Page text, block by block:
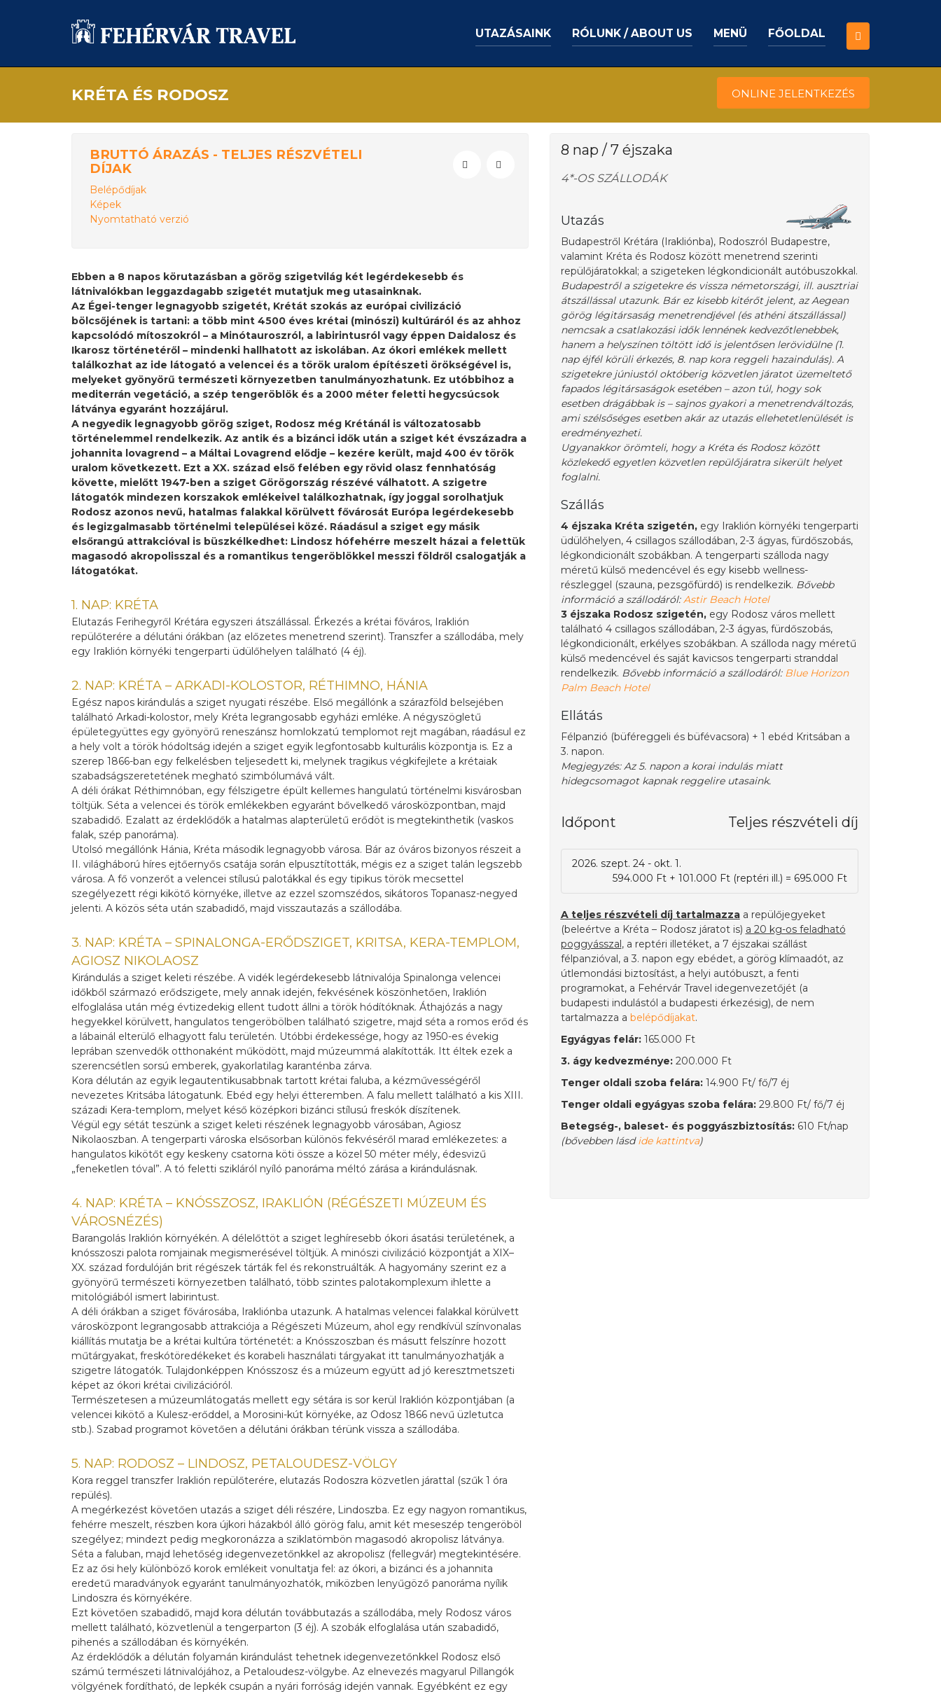
UTAZÁSAINK RÓLUNK / ABOUT US MENÜ FŐOLDAL
KRÉTA ÉS RODOSZ ONLINE JELENTKEZÉS
8 nap / 7 éjszaka
4*-OS SZÁLLODÁK
Utazás
Budapestről Krétára (Irakliónba), Rodoszról Budapestre,
valamint Kréta és Rodosz között menetrend szerinti
repülőjáratokkal; a szigeteken légkondicionált autóbuszokkal.
Budapestről a szigetekre és vissza németországi, ill. ausztriai
átszállással utazunk. Bár ez kisebb kitérőt jelent, az Aegean
görög légitársaság menetrendjével (és athéni átszállással)
nemcsak a csatlakozási idők lennének kedvezőtlenebbek,
hanem a helyszínen töltött idő is jelentősen lerövidülne (1.
nap éjfél körüli érkezés, 8. nap kora reggeli hazaindulás). A
szigetekre júniustól októberig közvetlen járatot üzemeltető
fapados légitársaságok esetében – azon túl, hogy sok
esetben drágábbak is – sajnos gyakori a menetrendváltozás,
ami szélsőséges esetben akár az utazás ellehetetlenülését is
eredményezheti.
Ugyanakkor örömteli, hogy a Kréta és Rodosz között
közlekedő egyetlen közvetlen repülőjáratra sikerült helyet
foglalni.
Szállás
4 éjszaka Kréta szigetén,egy Iraklión környéki tengerparti
üdülőhelyen, 4 csillagos szállodában, 2-3 ágyas, fürdőszobás,
légkondicionált szobákban. A tengerparti szálloda nagy
méretű külső medencével és egy kisebb wellness-
részleggel (szauna, pezsgőfürdő) is rendelkezik. Bővebb
információ a szállodáról:Astir Beach Hotel
3 éjszaka Rodosz szigetén,egy Rodosz város mellett
található 4 csillagos szállodában, 2-3 ágyas, fürdőszobás,
légkondicionált, erkélyes szobákban. A szálloda nagy méretű
külső medencével és saját kavicsos tengerparti stranddal
rendelkezik. Bővebb információ a szállodáról: Blue Horizon
Palm Beach Hotel
Ellátás
Félpanzió (büféreggeli és büfévacsora) + 1 ebéd Kritsában a
3. napon.
Megjegyzés: Az 5. napon a korai indulás miatt
hidegcsomagot kapnak reggelire utasaink.
Időpont Teljes részvételi díj
2026. szept. 24 - okt. 1.
594.000 Ft + 101.000 Ft (reptéri ill.) = 695.000 Ft
A teljes részvételi díj tartalmazzaa repülőjegyeket
(beleértve a Kréta – Rodosz járatot is) a 20 kg-os feladható
poggyásszal, a reptéri illetéket, a 7 éjszakai szállást
félpanzióval, a 3. napon egy ebédet, a görög klímaadót, az
útlemondási biztosítást, a helyi autóbuszt, a fenti
programokat, a Fehérvár Travel idegenvezetőjét (a
budapesti indulástól a budapesti érkezésig), de nem
tartalmazza a belépődíjakat.
Egyágyas felár:165.000 Ft
3. ágy kedvezménye:200.000 Ft
Tenger oldali szoba felára:14.900 Ft/ fő/7 éj
Tenger oldali egyágyas szoba felára:29.800 Ft/ fő/7 éj
Betegség-, baleset- és poggyászbiztosítás:610 Ft/nap
(bővebben lásdide kattintva)
BRUTTÓ ÁRAZÁS - TELJES RÉSZVÉTELI
DÍJAK
Belépődíjak
Képek
Nyomtatható verzió
Ebben a 8 napos körutazásban a görög szigetvilág két legérdekesebb és
látnivalókban leggazdagabb szigetét mutatjuk meg utasainknak.
Az Égei-tenger legnagyobb szigetét, Krétát szokás az európai civilizáció
bölcsőjének is tartani: a több mint 4500 éves krétai (minószi) kultúráról és az ahhoz
kapcsolódó mítoszokról – a Minótauroszról, a labirintusról vagy éppen Daidalosz és
Ikarosz történetéről – mindenki hallhatott az iskolában. Az ókori emlékek mellett
találkozhat az ide látogató a velencei és a török uralom építészeti örökségével is,
melyeket gyönyörű természeti környezetben tanulmányozhatunk. Ez utóbbihoz a
mediterrán vegetáció, a szép tengeröblök és a 2000 méter feletti hegycsúcsok
látványa egyaránt hozzájárul.
A negyedik legnagyobb görög sziget, Rodosz még Krétánál is változatosabb
történelemmel rendelkezik. Az antik és a bizánci idők után a sziget két évszázadra a
johannita lovagrend – a Máltai Lovagrend elődje – kezére került, majd 400 év török
uralom következett. Ezt a XX. század első felében egy rövid olasz fennhatóság
követte, mielőtt 1947-ben a sziget Görögország részévé válhatott. A szigetre
látogatók mindezen korszakok emlékeivel találkozhatnak, így joggal sorolhatjuk
Rodosz azonos nevű, hatalmas falakkal körülvett fővárosát Európa legérdekesebb
és legizgalmasabb történelmi települései közé. Ráadásul a sziget egy másik
elsőrangú attrakcióval is büszkélkedhet: Lindosz hófehérre meszelt házai a felettük
magasodó akropolisszal és a romantikus tengeröblökkel messzi földről csalogatják a
látogatókat.
1. NAP: KRÉTA
Elutazás Ferihegyről Krétára egyszeri átszállással. Érkezés a krétai főváros, Iraklión
repülőterére a délutáni órákban (az előzetes menetrend szerint). Transzfer a szállodába, mely
egy Iraklión környéki tengerparti üdülőhelyen található (4 éj).
2. NAP: KRÉTA – ARKADI-KOLOSTOR, RÉTHIMNO, HÁNIA
Egész napos kirándulás a sziget nyugati részébe. Első megállónk a szárazföld belsejében
található Arkadi-kolostor, mely Kréta legrangosabb egyházi emléke. A négyszögletű
épületegyüttes egy gyönyörű reneszánsz homlokzatú templomot rejt magában, ráadásul ez
a hely volt a török hódoltság idején a sziget egyik legfontosabb kulturális központja is. Ez a
szerep 1866-ban egy felkelésben teljesedett ki, melynek tragikus végkifejlete a krétaiak
szabadságszeretetének megható szimbólumává vált.
A déli órákat Réthimnóban, egy félszigetre épült kellemes hangulatú történelmi kisvárosban
töltjük. Séta a velencei és török emlékekben egyaránt bővelkedő városközpontban, majd
szabadidő. Ezalatt az érdeklődők a hatalmas alapterületű erődöt is megtekinthetik (vaskos
falak, szép panoráma).
Utolsó megállónk Hánia, Kréta második legnagyobb városa. Bár az óváros bizonyos részeit a
II. világháború híres ejtőernyős csatája során elpusztították, mégis ez a sziget talán legszebb
városa. A fő vonzerőt a velencei stílusú palotákkal és egy tipikus török mecsettel
szegélyezett régi kikötő környéke, illetve az ezzel szomszédos, sikátoros Topanasz-negyed
jelenti. A közös séta után szabadidő, majd visszautazás a szállodába.
3. NAP: KRÉTA – SPINALONGA-ERŐDSZIGET, KRITSA, KERA-TEMPLOM,
AGIOSZ NIKOLAOSZ
Kirándulás a sziget keleti részébe. A vidék legérdekesebb látnivalója Spinalonga velencei
időkből származó erődszigete, mely annak idején, fekvésének köszönhetően, Iraklión
elfoglalása után még évtizedekig ellent tudott állni a török hódítóknak. Áthajózás a nagy
hegyekkel körülvett, hangulatos tengeröbölben található szigetre, majd séta a romos erőd és
a lábainál elterülő elhagyott falu területén. Utóbbi érdekessége, hogy az 1950-es évekig
leprában szenvedők otthonaként működött, majd múzeummá alakították. Itt éltek ezek a
szerencsétlen sorsú emberek, gyakorlatilag karanténba zárva.
Kora délután az egyik legautentikusabbnak tartott krétai faluba, a kézművességéről
nevezetes Kritsába látogatunk. Ebéd egy helyi étteremben. A falu mellett található a kis XIII.
századi Kera-templom, melyet késő középkori bizánci stílusú freskók díszítenek.
Végül egy sétát teszünk a sziget keleti részének legnagyobb városában, Agiosz
Nikolaoszban. A tengerparti városka elsősorban különös fekvéséről marad emlékezetes: a
hangulatos kikötőt egy keskeny csatorna köti össze a közel 50 méter mély, édesvizű
„feneketlen tóval”. A tó feletti szikláról nyíló panoráma méltó zárása a kirándulásnak.
4. NAP: KRÉTA – KNÓSSZOSZ, IRAKLIÓN (RÉGÉSZETI MÚZEUM ÉS
VÁROSNÉZÉS)
Barangolás Iraklión környékén. A délelőttöt a sziget leghíresebb ókori ásatási területének, a
knósszoszi palota romjainak megismerésével töltjük. A minószi civilizáció központját a XIX–
XX. század fordulóján brit régészek tárták fel és rekonstruálták. A hagyomány szerint ez a
gyönyörű természeti környezetben található, több szintes palotakomplexum ihlette a
mitológiából ismert labirintust.
A déli órákban a sziget fővárosába, Irakliónba utazunk. A hatalmas velencei falakkal körülvett
városközpont legrangosabb attrakciója a Régészeti Múzeum, ahol egy rendkívül színvonalas
kiállítás mutatja be a krétai kultúra történetét: a Knósszoszban és másutt felszínre hozott
műtárgyakat, freskótöredékeket és korabeli használati tárgyakat itt tanulmányozhatják a
szigetre látogatók. Tulajdonképpen Knósszosz és a múzeum együtt ad jó keresztmetszeti
képet az ókori krétai civilizációról.
Természetesen a múzeumlátogatás mellett egy sétára is sor kerül Iraklión központjában (a
velencei kikötő a Kulesz-erőddel, a Morosini-kút környéke, az Odosz 1866 nevű üzletutca
stb.). Szabad programot követően a délutáni órákban térünk vissza a szállodába.
5. NAP: RODOSZ – LINDOSZ, PETALOUDESZ-VÖLGY
Kora reggel transzfer Iraklión repülőterére, elutazás Rodoszra közvetlen járattal (szűk 1 óra
repülés).
A megérkezést követően utazás a sziget déli részére, Lindoszba. Ez egy nagyon romantikus,
fehérre meszelt, részben kora újkori házakból álló görög falu, amit két meseszép tengeröböl
szegélyez; mindezt pedig megkoronázza a sziklatömbön magasodó akropolisz látványa.
Séta a faluban, majd lehetőség idegenvezetőnkkel az akropolisz (fellegvár) megtekintésére.
Ez az ősi hely különböző korok emlékeit vonultatja fel: az ókori, a bizánci és a johannita
eredetű maradványok egyaránt tanulmányozhatók, miközben lenyűgöző panoráma nyílik
Lindoszra és környékére.
Ezt követően szabadidő, majd kora délután továbbutazás a szállodába, mely Rodosz város
mellett található, közvetlenül a tengerparton (3 éj). A szobák elfoglalása után szabadidő,
pihenés a szállodában és környékén.
Az érdeklődők a délután folyamán kirándulást tehetnek idegenvezetőnkkel Rodosz első
számú természeti látnivalójához, a Petaloudesz-völgybe. Az elnevezés magyarul Pillangók
völgyének fordítható, de lepkék csupán a nyári forróság idején vannak. Egyébként ez egy